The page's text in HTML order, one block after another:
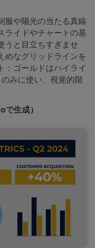
服や陽光の当たる真鍮
ライドやチャートの基
うと目立ちすぎませ
めなグリッドラインを
：ゴールドはハイライ
みに使い、視覚的階
生成）